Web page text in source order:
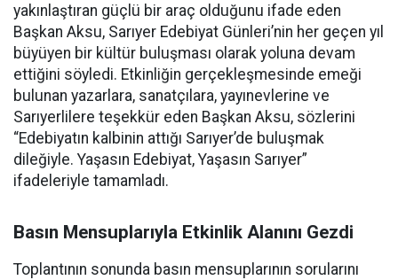
yakınlaştıran güçlü bir araç olduğunu ifade eden
Başkan Aksu, Sarıyer Edebiyat Günleri’nin her geçen yıl
büyüyen bir kültür buluşması olarak yoluna devam
ettiğini söyledi. Etkinliğin gerçekleşmesinde emeği
bulunan yazarlara, sanatçılara, yayınevlerine ve
Sarıyerlilere teşekkür eden Başkan Aksu, sözlerini
“Edebiyatın kalbinin attığı Sarıyer’de buluşmak
dileğiyle. Yaşasın Edebiyat, Yaşasın Sarıyer”
ifadeleriyle tamamladı.
Basın Mensuplarıyla Etkinlik Alanını Gezdi
Toplantının sonunda basın mensuplarının sorularını